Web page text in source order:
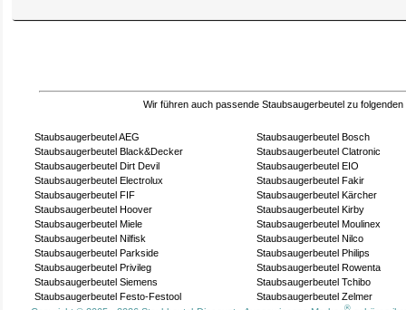
Wir führen auch passende Staubsaugerbeutel zu folgenden
Staubsaugerbeutel AEG
Staubsaugerbeutel Bosch
Staubsaugerbeutel Black&Decker
Staubsaugerbeutel Clatronic
Staubsaugerbeutel Dirt Devil
Staubsaugerbeutel EIO
Staubsaugerbeutel Electrolux
Staubsaugerbeutel Fakir
Staubsaugerbeutel FIF
Staubsaugerbeutel Kärcher
Staubsaugerbeutel Hoover
Staubsaugerbeutel Kirby
Staubsaugerbeutel Miele
Staubsaugerbeutel Moulinex
Staubsaugerbeutel Nilfisk
Staubsaugerbeutel Nilco
Staubsaugerbeutel Parkside
Staubsaugerbeutel Philips
Staubsaugerbeutel Privileg
Staubsaugerbeutel Rowenta
Staubsaugerbeutel Siemens
Staubsaugerbeutel Tchibo
Staubsaugerbeutel Festo-Festool
Staubsaugerbeutel Zelmer
®